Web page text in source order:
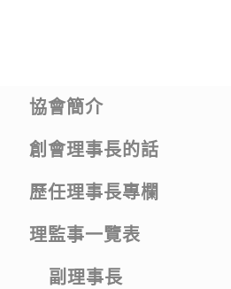
協會簡介
創會理事長的話
歷任理事長專欄
理監事一覽表
副理事長